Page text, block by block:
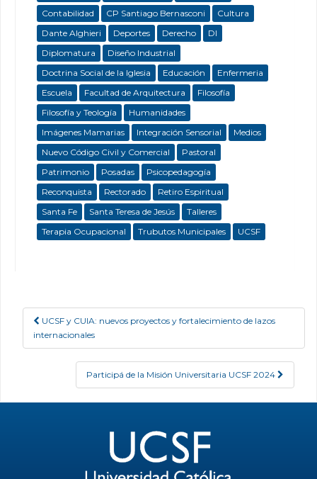
Contabilidad
CP Santiago Bernasconi
Cultura
Dante Alghieri
Deportes Derecho
DI
Diplomatura
Diseño Industrial
Doctrina Social de la Iglesia
Educación
Enfermeria
Escuela
Facultad de Arquitectura
Filosofía
Filosofía y Teología
Humanidades
Imágenes Mamarias
Integración Sensorial
Medios
Nuevo Código Civil y Comercial
Pastoral
Patrimonio
Posadas
Psicopedagogía
Reconquista
Rectorado
Retiro Espiritual
Santa Fe
Santa Teresa de Jesús
Talleres
Terapia Ocupacional
Trubutos Municipales UCSF
Post navigation
UCSF y CUIA: nuevos proyectos y fortalecimiento de lazos
internacionales
Participá de la Misión Universitaria UCSF 2024